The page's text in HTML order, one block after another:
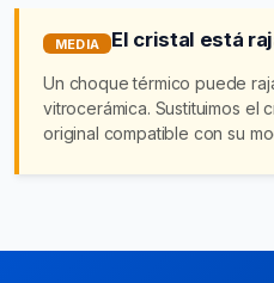
MEDIA El cristal está
Un choque térmico puede
vitrocerámica. Sustituimos el
original compatible con su